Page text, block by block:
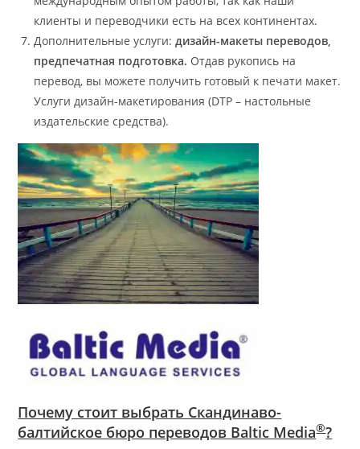
клиенты и переводчики есть на всех континентах.
Дополнительные услуги:дизайн-макеты переводов,
предпечатная подготовка. Отдав рукопись на
перевод, вы можете получить готовый к печати макет.
Услуги дизайн-макетирования (DTP – настольные
издательские средства).
Почему стоит выбрать Скандинаво-
балтийское бюро переводов Baltic Media®?